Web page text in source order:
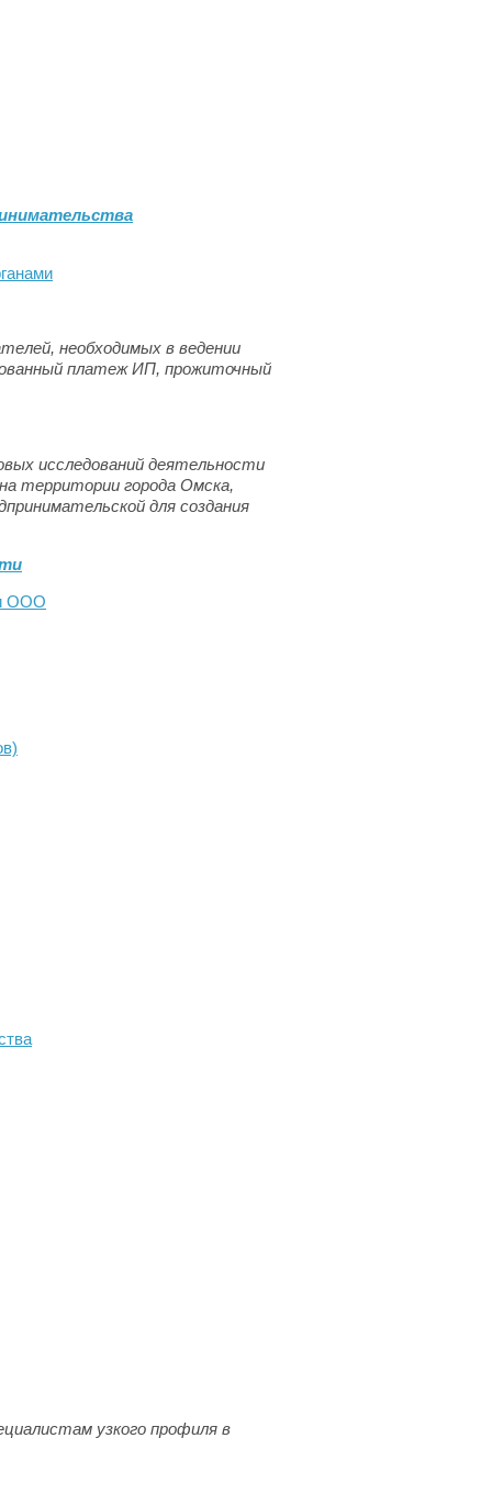
необходимых в ведении
платеж ИП, прожиточный
исследований деятельности
территории города Омска,
для создания
ООО
узкого профиля в